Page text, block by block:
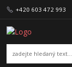
+420 603 472 993